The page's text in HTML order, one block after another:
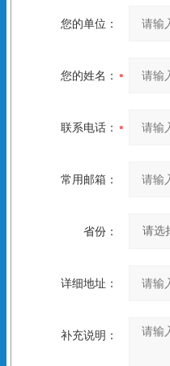
您的单位：
您的姓名：
联系电话：
常用邮箱：
省份：
详细地址：
补充说明：